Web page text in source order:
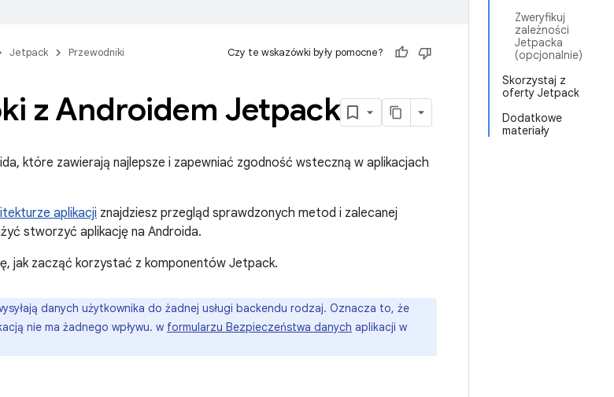
Zweryfikuj
zależności
Jetpacka
(opcjonalnie)
Skorzystaj z
oferty Jetpack
Dodatkowe
materiały
Jetpack Przewodniki Czy te wskazówki były pomocne?
z Androidem Jetpack
które zawierają najlepsze i zapewniać zgodność wsteczną w aplikacjach
aplikacji znajdziesz przegląd sprawdzonych metod i zalecanej
stworzyć aplikację na Androida.
jak zacząć korzystać z komponentów Jetpack.
danych użytkownika do żadnej usługi backendu rodzaj. Oznacza to, że
nie ma żadnego wpływu. w formularzu Bezpieczeństwa danych aplikacji w